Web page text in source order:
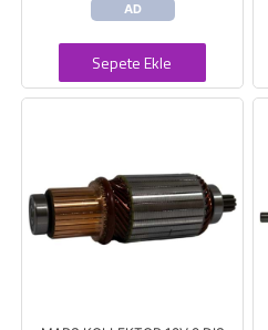
AD
Sepete Ekle